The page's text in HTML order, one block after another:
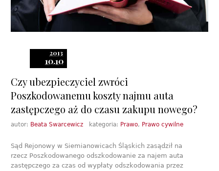
2013
10.10
Czy ubezpieczyciel zwróci
Poszkodowanemu koszty najmu auta
zastępczego aż do czasu zakupu nowego?
autor: Beata Swarcewicz kategoria: Prawo, Prawo cywilne
Sąd Rejonowy w Siemianowicach Śląskich zasądził na
rzecz Poszkodowanego odszkodowanie za najem auta
zastępczego za czas od wypłaty odszkodowania przez